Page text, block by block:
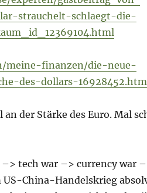
strauchelt-schlaegt-die-
meine-finanzen/die-neue-
des-dollars-
der Stärke des Euro. Mal
tech war –> currency war –
US-China-Handelskrieg